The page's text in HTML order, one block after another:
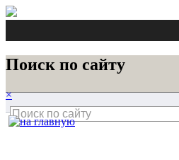
Поиск по сайту
×